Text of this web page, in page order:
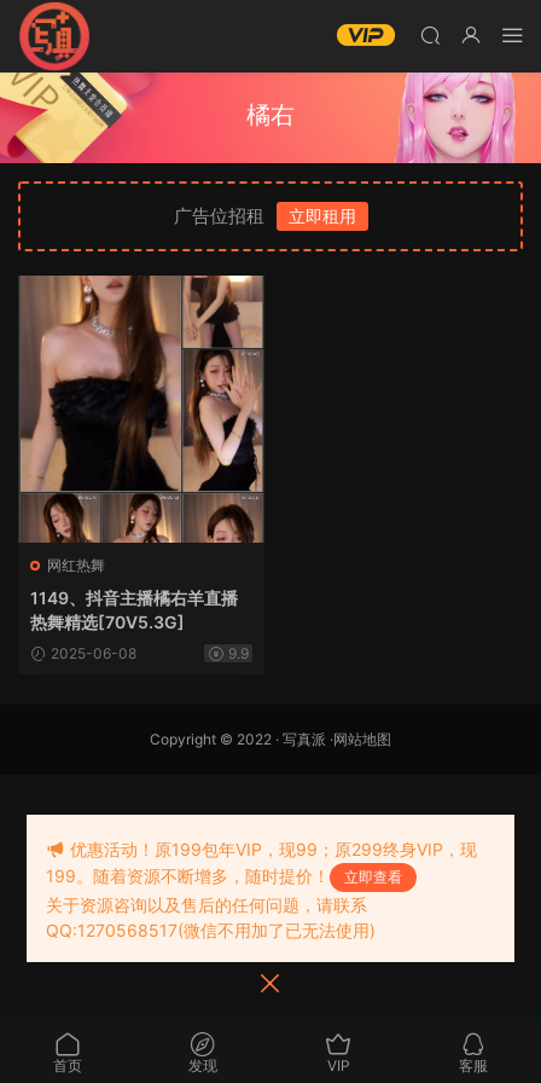
橘右
广告位招租 立即租用
网红热舞
1149、抖音主播橘右羊直播
热舞精选[70V5.3G]
2025-06-08 9.9
Copyright © 2022 · 写真派 ·网站地图
首页 发现 VIP 客服
优惠活动！原199包年VIP，现99；原299终身VIP，现
199。随着资源不断增多，随时提价！
立即查看
关于资源咨询以及售后的任何问题，请联系
QQ:1270568517(微信不用加了已无法使用)